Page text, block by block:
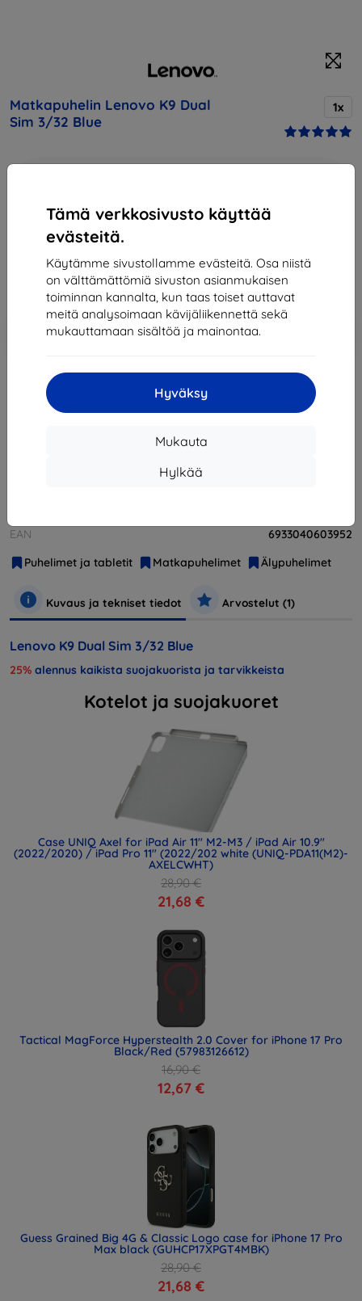
Tämä verkkosivusto käyttää
evästeitä.
Käytämme sivustollamme evästeitä. Osa niistä
on välttämättömiä sivuston asianmukaisen
toiminnan kannalta, kun taas toiset auttavat
meitä analysoimaan kävijäliikennettä sekä
mukauttamaan sisältöä ja mainontaa.
Hyväksy
Mukauta
Hylkää
Matkapuhelin Lenovo K9 Dual
Sim 3/32 Blue
1x
144,89 €
130,41 €
Hinta ilman ALV:tä105,17 €
-10%
Alennus kupongilla
EXTRA10
Loppuunmyyty
EAN
6933040603952
Puhelimet ja tabletit
Matkapuhelimet Älypuhelimet
Kuvaus ja tekniset tiedot Arvostelut (1)
Lenovo K9 Dual Sim 3/32 Blue
25% alennus kaikista suojakuorista ja tarvikkeista
Kotelot ja suojakuoret
Case UNIQ Axel for iPad Air 11" M2-M3 / iPad Air 10.9"
(2022/2020) / iPad Pro 11" (2022/202 white (UNIQ-PDA11(M2)-
AXELCWHT)
28,90 €
21,68 €
Tactical MagForce Hyperstealth 2.0 Cover for iPhone 17 Pro
Black/Red (57983126612)
16,90 €
12,67 €
Guess Grained Big 4G & Classic Logo case for iPhone 17 Pro
Max black (GUHCP17XPGT4MBK)
28,90 €
21,68 €